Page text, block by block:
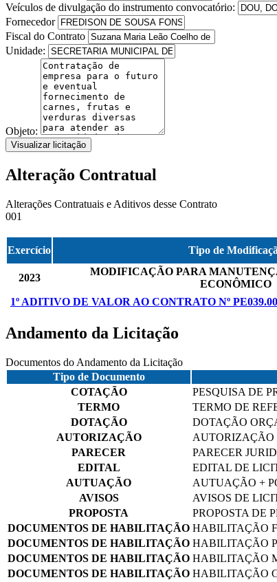
Veículos de divulgação do instrumento convocatório:
Fornecedor
Fiscal do Contrato
Unidade:
Objeto:
Visualizar licitação
Alteração Contratual
Alterações Contratuais e Aditivos desse Contrato
001
Exercício Tipo de
2023
MODIFICAÇÃO PARA
ECONÔMICO
1º ADITIVO DE VALOR AO CONTRATO Nº
Andamento da Licitação
Documentos do Andamento da Licitação
Tipo de Documento
COTAÇÃO
PESQUISA DE
TERMO
TERMO DE
DOTAÇÃO
DOTAÇÃO
AUTORIZAÇÃO
AUTORIZAÇÃO
PARECER
PARECER
EDITAL
EDITAL DE
AUTUAÇÃO
AUTUAÇÃO +
AVISOS
AVISOS DE
PROPOSTA
PROPOSTA DE
DOCUMENTOS DE HABILITAÇÃO HABILITAÇÃO
DOCUMENTOS DE HABILITAÇÃO HABILITAÇÃO
DOCUMENTOS DE HABILITAÇÃO HABILITAÇÃO
DOCUMENTOS DE HABILITAÇÃO HABILITAÇÃO